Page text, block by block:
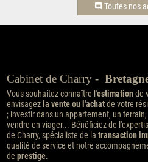
Toutes nos
Cabinet de Charry -
Vous souhaitez connaître l'estimationde
envisagezla vente ou l'achatde votre
; investir dans un appartement, un
vendre en viager... Bénéficiez de
de Charry, spécialiste de la transaction
qualité de service et notre
de prestige.